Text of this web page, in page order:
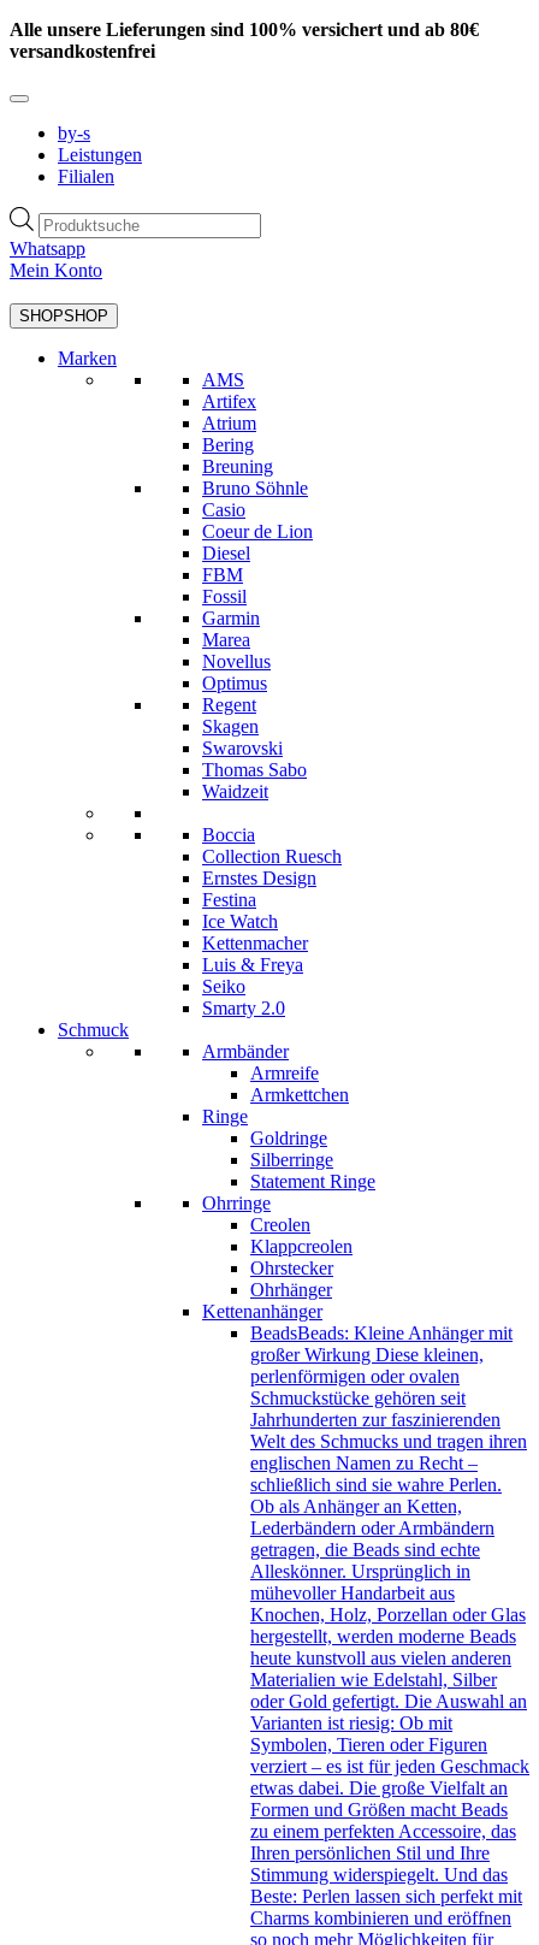
Zum
Inhalt
Alle unsere Lieferungen sind 100% versichert und ab 80€
versandkostenfrei
by-s
Leistungen
Filialen
Products
search
Whatsapp
Mein Konto
SHOPSHOP
Marken
AMS
Artifex
Atrium
Bering
Breuning
Bruno Söhnle
Casio
Coeur de Lion
Diesel
FBM
Fossil
Garmin
Marea
Novellus
Optimus
Regent
Skagen
Swarovski
Thomas Sabo
Waidzeit
Boccia
Collection Ruesch
Ernstes Design
Festina
Ice Watch
Kettenmacher
Luis & Freya
Seiko
Smarty 2.0
Schmuck
Armbänder
Armreife
Armkettchen
Ringe
Goldringe
Silberringe
Statement Ringe
Ohrringe
Creolen
Klappcreolen
Ohrstecker
Ohrhänger
Kettenanhänger
BeadsBeads: Kleine Anhänger mit
großer Wirkung Diese kleinen,
perlenförmigen oder ovalen
Schmuckstücke gehören seit
Jahrhunderten zur faszinierenden
Welt des Schmucks und tragen ihren
englischen Namen zu Recht –
schließlich sind sie wahre Perlen.
Ob als Anhänger an Ketten,
Lederbändern oder Armbändern
getragen, die Beads sind echte
Alleskönner. Ursprünglich in
mühevoller Handarbeit aus
Knochen, Holz, Porzellan oder Glas
hergestellt, werden moderne Beads
heute kunstvoll aus vielen anderen
Materialien wie Edelstahl, Silber
oder Gold gefertigt. Die Auswahl an
Varianten ist riesig: Ob mit
Symbolen, Tieren oder Figuren
verziert – es ist für jeden Geschmack
etwas dabei. Die große Vielfalt an
Formen und Größen macht Beads
zu einem perfekten Accessoire, das
Ihren persönlichen Stil und Ihre
Stimmung widerspiegelt. Und das
Beste: Perlen lassen sich perfekt mit
Charms kombinieren und eröffnen
so noch mehr Möglichkeiten für